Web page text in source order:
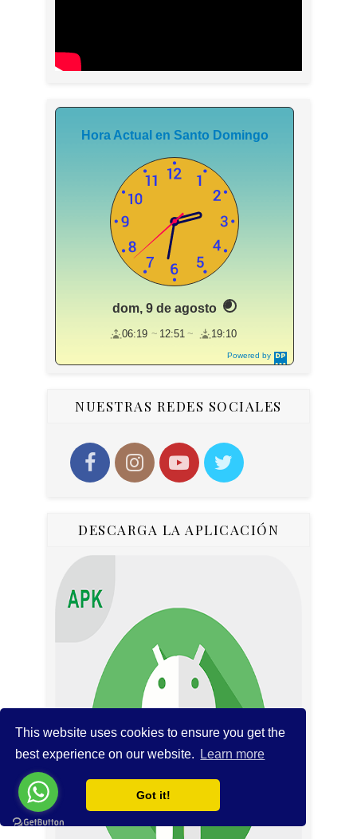
This website uses cookies to ensure you get the
best experience on our website.
Learn more
Got it!
Powered by
DaysPedia.c
Hora Actual en Santo Domingo
dom, 9 de agosto
06:19 12:51 19:10
NUESTRAS REDES SOCIALES
DESCARGA LA APLICACIÓN